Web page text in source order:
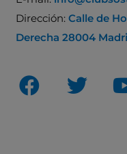
Dirección:Calle de
Derecha 28004